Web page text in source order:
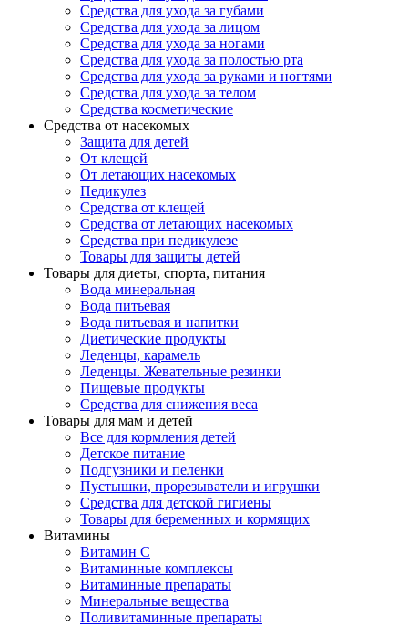
Средства для ухода за губами
Средства для ухода за лицом
Средства для ухода за ногами
Средства для ухода за полостью рта
Средства для ухода за руками и ногтями
Средства для ухода за телом
Средства косметические
Средства от насекомых
Защита для детей
От клещей
От летающих насекомых
Педикулез
Средства от клещей
Средства от летающих насекомых
Средства при педикулезе
Товары для защиты детей
Товары для диеты, спорта, питания
Вода минеральная
Вода питьевая
Вода питьевая и напитки
Диетические продукты
Леденцы, карамель
Леденцы. Жевательные резинки
Пищевые продукты
Средства для снижения веса
Товары для мам и детей
Все для кормления детей
Детское питание
Подгузники и пеленки
Пустышки, прорезыватели и игрушки
Средства для детской гигиены
Товары для беременных и кормящих
Витамины
Витамин С
Витаминные комплексы
Витаминные препараты
Минеральные вещества
Поливитаминные препараты